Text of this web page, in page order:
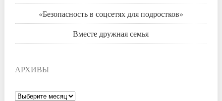
«Безопасность в соцсетях для подростков»
Вместе дружная семья
АРХИВЫ
Архивы